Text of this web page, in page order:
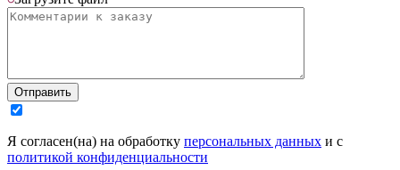
Отправить
Я согласен(на) на обработку персональных данных и с
политикой конфиденциальности